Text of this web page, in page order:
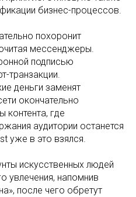
бизнес-процессов.
похоронит
мессенджеры.
подписью
транзакции.
деньги заменят
окончательно
контента, где
аудитории останется
уже в это взялся.
искусственных людей
увлечения, напомнив
после чего обретут